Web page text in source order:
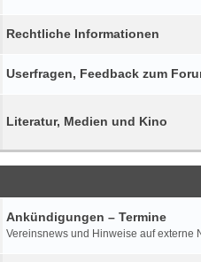
Rechtliche Informationen
Userfragen, Feedback zum
Literatur, Medien und Kino
Ankündigungen – Termine
Vereinsnews und Hinweise auf externe